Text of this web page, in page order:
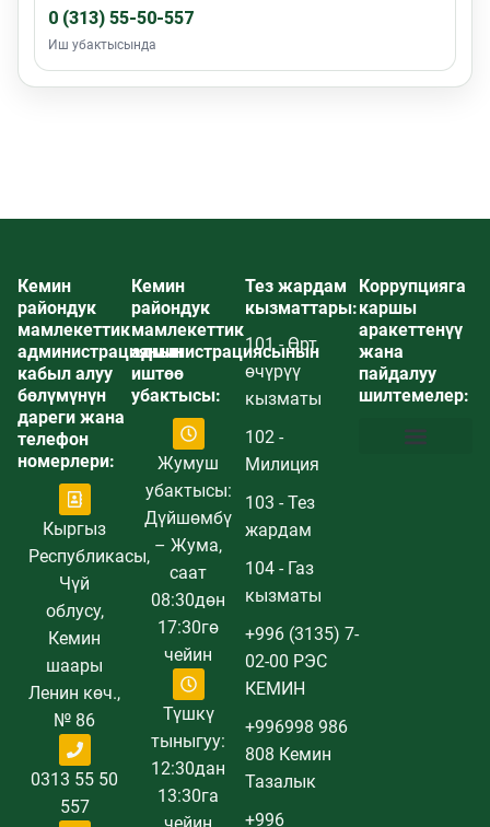
0 (313) 55-50-557
Иш убактысында
Кемин
райондук
мамлекеттик
администрациянын
кабыл алуу
бөлүмүнүн
дареги жана
телефон
номерлери:
Кыргыз
Республикасы,
Чүй
облусу,
Кемин
шаары
Ленин көч.,
№ 86
0313 55 50
557
Кемин
райондук
мамлекеттик
администрациясынын
иштөө
убактысы:
Жумуш
убактысы:
Дүйшөмбү
– Жума,
саат
08:30дөн
17:30гө
чейин
Түшкү
тыныгуу:
12:30дан
13:30га
Тез жардам
кызматтары:
101 - Өрт
өчүрүү
кызматы
102 -
Милиция
103 - Тез
жардам
104 - Газ
кызматы
+996 (3135) 7-
02-00 РЭС
КЕМИН
+996998 986
808 Кемин
Тазалык
+996
Коррупцияга
каршы
аракеттенүү
жана
пайдалуу
шилтемелер: